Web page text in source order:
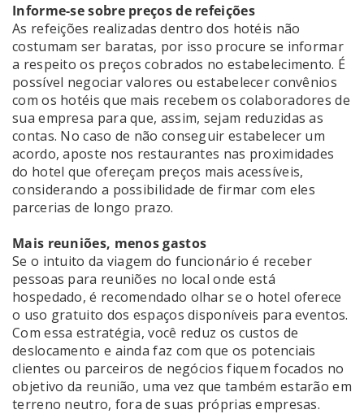
Informe-se sobre preços de refeições
As refeições realizadas dentro dos hotéis não
costumam ser baratas, por isso procure se informar
a respeito os preços cobrados no estabelecimento. É
possível negociar valores ou estabelecer convênios
com os hotéis que mais recebem os colaboradores de
sua empresa para que, assim, sejam reduzidas as
contas. No caso de não conseguir estabelecer um
acordo, aposte nos restaurantes nas proximidades
do hotel que ofereçam preços mais acessíveis,
considerando a possibilidade de firmar com eles
parcerias de longo prazo.
Mais reuniões, menos gastos
Se o intuito da viagem do funcionário é receber
pessoas para reuniões no local onde está
hospedado, é recomendado olhar se o hotel oferece
o uso gratuito dos espaços disponíveis para eventos.
Com essa estratégia, você reduz os custos de
deslocamento e ainda faz com que os potenciais
clientes ou parceiros de negócios fiquem focados no
objetivo da reunião, uma vez que também estarão em
terreno neutro, fora de suas próprias empresas.